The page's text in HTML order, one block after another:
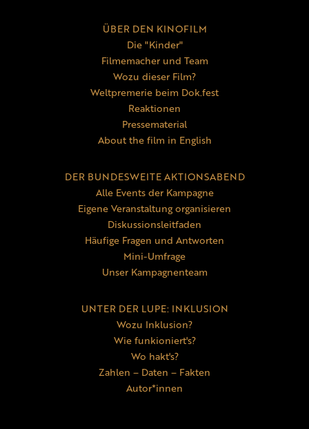
ÜBER DEN KINOFILM
Die "Kinder"
Filmemacher und Team
Wozu dieser Film?
Weltpremerie beim Dok.fest
Reaktionen
Pressematerial
About the film in English
DER BUNDESWEITE AKTIONSABEND
Alle Events der Kampagne
Eigene Veranstaltung organisieren
Diskussionsleitfaden
Häufige Fragen und Antworten
Mini-Umfrage
Unser Kampagnenteam
UNTER DER LUPE: INKLUSION
Wozu Inklusion?
Wie funkioniert's?
Wo hakt's?
Zahlen – Daten – Fakten
Autor*innen